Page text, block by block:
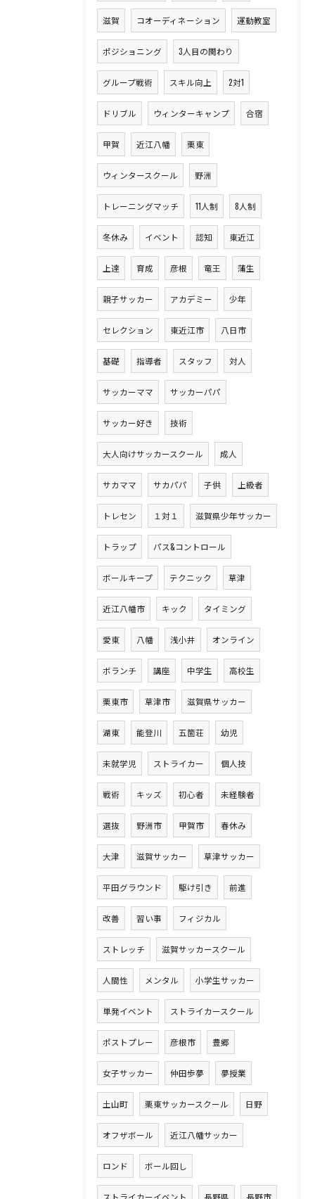
滋賀 コオーディネーション 運動教室
ポジショニング 3人目の関わり
グループ戦術 スキル向上 2対1
ドリブル ウィンターキャンプ 合宿
甲賀 近江八幡 栗東
ウィンタースクール 野洲
トレーニングマッチ 11人制 8人制
冬休み イベント 認知 東近江
上達 育成 彦根 竜王 蒲生
親子サッカー アカデミー 少年
セレクション 東近江市 八日市
基礎 指導者 スタッフ 対人
サッカーママ サッカーパパ
サッカー好き 技術
大人向けサッカースクール 成人
サカママ サカパパ 子供 上級者
トレセン １対１ 滋賀県少年サッカー
トラップ パス&コントロール
ボールキープ テクニック 草津
近江八幡市 キック タイミング
愛東 八幡 浅小井 オンライン
ボランチ 講座 中学生 高校生
栗東市 草津市 滋賀県サッカー
湖東 能登川 五箇荘 幼児
未就学児 ストライカー 個人技
戦術 キッズ 初心者 未経験者
選抜 野洲市 甲賀市 春休み
大津 滋賀サッカー 草津サッカー
平田グラウンド 駆け引き 前進
改善 習い事 フィジカル
ストレッチ 滋賀サッカースクール
人間性 メンタル 小学生サッカー
単発イベント ストライカースクール
ポストプレー 彦根市 豊郷
女子サッカー 仲田歩夢 夢授業
土山町 栗東サッカースクール 日野
オフザボール 近江八幡サッカー
ロンド ボール回し
ストライカーイベント 長野県 長野市